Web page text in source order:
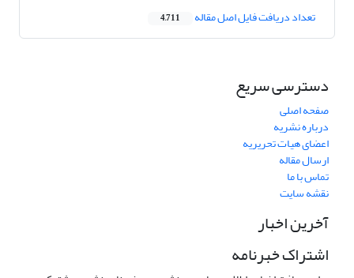
تعداد دریافت فایل اصل مقاله 4,711
دسترسی سریع
صفحه اصلی
درباره نشریه
اعضای هیات تحریریه
ارسال مقاله
تماس با ما
نقشه سایت
آخرین اخبار
اشتراک خبرنامه